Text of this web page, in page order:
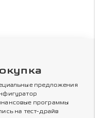
предложения
программы
на тест-драйв